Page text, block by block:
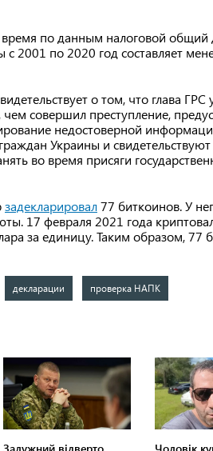
по данным налоговой общий
с 2001 по 2020 год составляет
о том, что глава
совершил преступление,
недостоверной
Украины и
во время присяги
задекларировал77 биткоинов. У
17 февраля 2021 года
за единицу. Таким образом, 77
декларации проверка НАПК